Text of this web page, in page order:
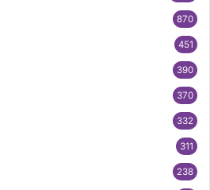
870
451
390
370
332
311
238